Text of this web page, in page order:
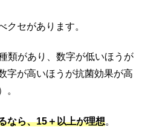
クセがあります。
類があり、数字が低いほうが
字が高いほうが抗菌効果が高
。
なら、15＋以上が理想。